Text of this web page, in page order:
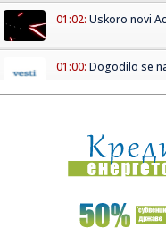
01:02: Uskoro novi
01:00: Dogodilo se
00:16:Singapur ima
hoće ...
00:03:Na današnji